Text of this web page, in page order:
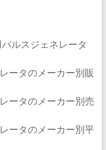
ルスジェネレータ
ータのメーカー別販
ータのメーカー別売
ータのメーカー別平